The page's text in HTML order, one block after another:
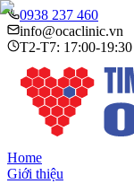
0938 237 460
info@ocaclinic.vn
T2-T7: 17:00-19:30
Home
Giới thiệu